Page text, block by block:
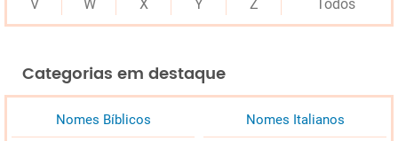
V
W X Y Z Todos
Categorias em destaque
Nomes Bíblicos Nomes Italianos